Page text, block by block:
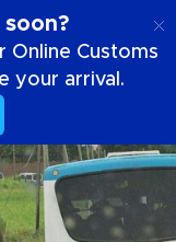
Online Customs
your arrival.